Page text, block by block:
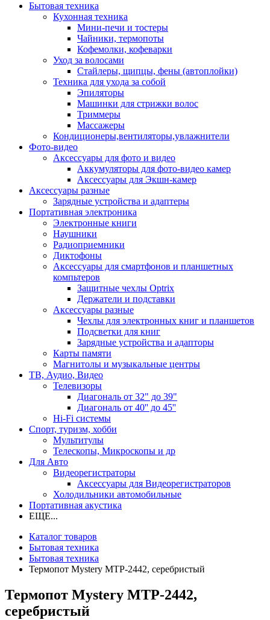
Бытовая техника
Кухонная техника
Мини-печи и тостеры
Чайники, термопоты
Кофемолки, кофеварки
Уход за волосами
Стайлеры, щипцы, фены (автоплойки)
Техника для ухода за собой
Эпиляторы
Машинки для стрижки волос
Триммеры
Массажеры
Кондиционеры,вентиляторы,увлажнители
Фото-видео
Аксессуары для фото и видео
Аккумуляторы для фото-видео камер
Аксессуары для Экшн-камер
Аксессуары разные
Зарядные устройства и адаптеры
Портативная электроника
Электронные книги
Наушники
Радиоприемники
Диктофоны
Аксессуары для смартфонов и планшетных
компьтеров
Защитные чехлы Optrix
Держатели и подставки
Аксессуары разные
Чехлы для электронных книг и планшетов
Подсветки для книг
Зарядные устройства и адапторы
Карты памяти
Магнитолы и музыкальные центры
ТВ, Аудио, Видео
Телевизоры
Диагональ от 32" до 39"
Диагональ от 40'' до 45''
Hi-Fi системы
Спорт, туризм, хобби
Мультитулы
Телескопы, Микроскопы и др
Для Авто
Видеорегистраторы
Аксессуары для Видеорегистраторов
Холодильники автомобильные
Портативная акустика
ЕЩЕ...
Каталог товаров
Бытовая техника
Бытовая техника
Термопот Mystery MTP-2442, серебристый
Термопот Mystery MTP-2442,
серебристый